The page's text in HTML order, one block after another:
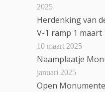
2025
Herdenking van
V-1 ramp 1 maart
10 maart 2025
Naamplaatje
januari 2025
Open